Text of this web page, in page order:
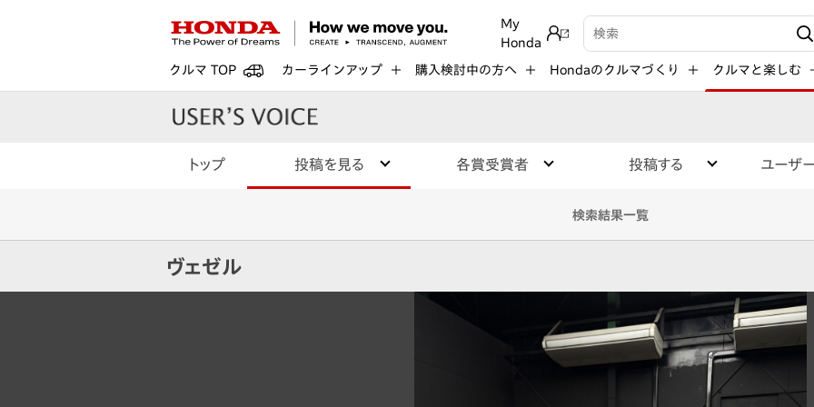
My
Honda
検索キーワード入力
クルマ TOP カーラインアップ 購入検討中の方へ Hondaのクルマづくり クルマと楽しむ
トップ 投稿を見る 各賞受賞者 投稿する ユーザ
検索結果一覧
ヴェゼル